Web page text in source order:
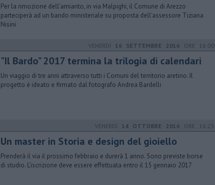
Per la rimozione dell’amianto, in via Malpighi, il Comune di Arezzo
parteciperà ad un bando ministeriale su proposta dell’assessore Tiziana
Nisini
VENERDÌ 16 SETTEMBRE 2016 ORE 16:00
"Il Bardo" 2017 termina la trilogia di calendari
Un viaggio di tre anni attraverso tutti i Comuni del territorio aretino. Il
progetto è ideato e firmato dal fotografo Andrea Bardelli
VENERDÌ 14 OTTOBRE 2016 ORE 16:25
Un master in Storia e design del gioiello
Prenderà il via il prossimo febbraio e durerà 1 anno. Sono previste borse
di studio. L'iscrizione deve essere effettuata entro il 15 gennaio 2017